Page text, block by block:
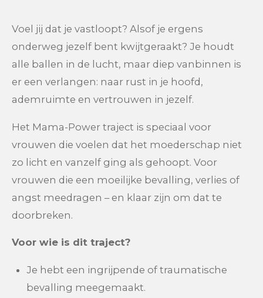
Voel jij dat je vastloopt? Alsof je ergens
onderweg jezelf bent kwijtgeraakt? Je houdt
alle ballen in de lucht, maar diep vanbinnen is
er een verlangen: naar rust in je hoofd,
ademruimte en vertrouwen in jezelf.
Het Mama-Power traject is speciaal voor
vrouwen die voelen dat het moederschap niet
zo licht en vanzelf ging als gehoopt. Voor
vrouwen die een moeilijke bevalling, verlies of
angst meedragen – en klaar zijn om dat te
doorbreken.
Voor wie is dit traject?
Je hebt een ingrijpende of traumatische
bevalling meegemaakt.